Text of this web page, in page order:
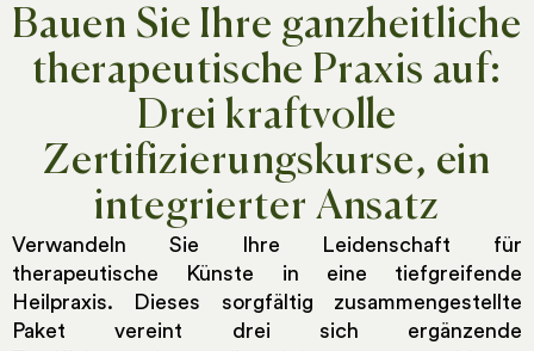
Bauen Sie Ihre ganzheitliche
therapeutische Praxis auf:
Drei kraftvolle
Zertifizierungskurse, ein
integrierter Ansatz
Verwandeln Sie Ihre Leidenschaft für
therapeutische Künste in eine tiefgreifende
Heilpraxis. Dieses sorgfältig zusammengestellte
Paket vereint drei sich ergänzende